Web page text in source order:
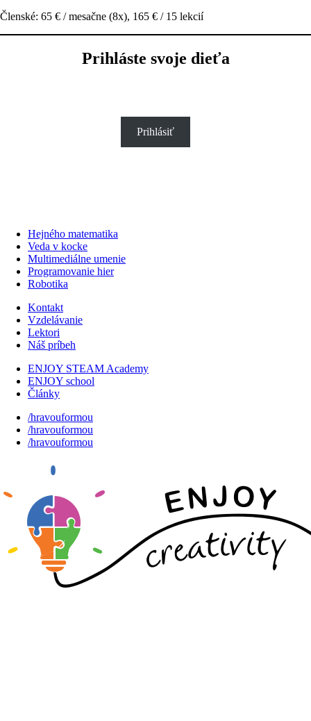
Členské: 65 € / mesačne (8x), 165 € / 15 lekcií
Prihláste svoje dieťa
Prihlásiť
Hejného matematika
Veda v kocke
Multimediálne umenie
Programovanie hier
Robotika
Kontakt
Vzdelávanie
Lektori
Náš príbeh
ENJOY STEAM Academy
ENJOY school
Články
/hravouformou
/hravouformou
/hravouformou